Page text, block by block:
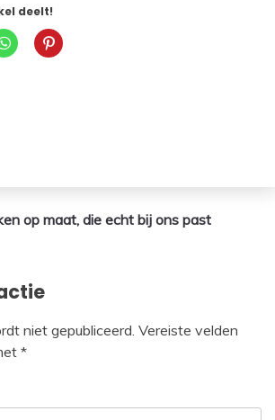
deelt!
op maat, die echt bij ons past
niet gepubliceerd. Vereiste velden
*